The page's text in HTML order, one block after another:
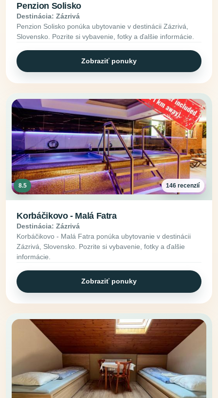
Penzion Solisko
Destinácia: Zázrivá
Penzion Solisko ponúka ubytovanie v destinácii Zázrivá,
Slovensko. Pozrite si vybavenie, fotky a ďalšie informácie.
Zobraziť ponuky
8.5 146 recenzií
Korbáčikovo - Malá Fatra
Destinácia: Zázrivá
Korbáčikovo - Malá Fatra ponúka ubytovanie v destinácii
Zázrivá, Slovensko. Pozrite si vybavenie, fotky a ďalšie
informácie.
Zobraziť ponuky